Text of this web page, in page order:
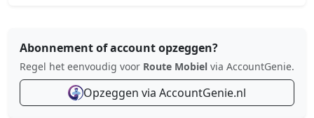
Abonnement of account opzeggen?
Regel het eenvoudig voor Route Mobiel via AccountGenie.
Opzeggen via AccountGenie.nl